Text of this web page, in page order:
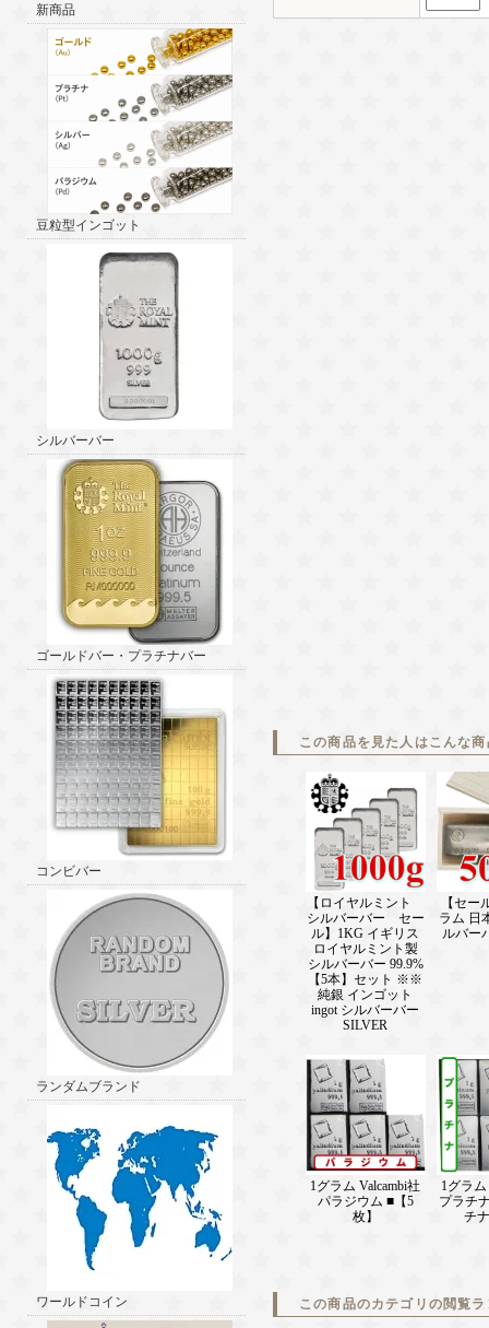
新商品
豆粒型インゴット
シルバーバー
ゴールドバー・プラチナバー
コンビバー
ランダムブランド
ワールドコイン
この商品を見た人はこんな
【ロイヤルミント
シルバーバー セー
ル】1KG イギリス
ロイヤルミント製
シルバーバー 99.9%
【5本】セット ※※
純銀 インゴット
ingot シルバーバー
SILVER
【セー
ラム 日
ルバー
1グラム Valcambi社
パラジウム ■【5
枚】
1グラム
プラチ
チ
この商品のカテゴリの閲覧